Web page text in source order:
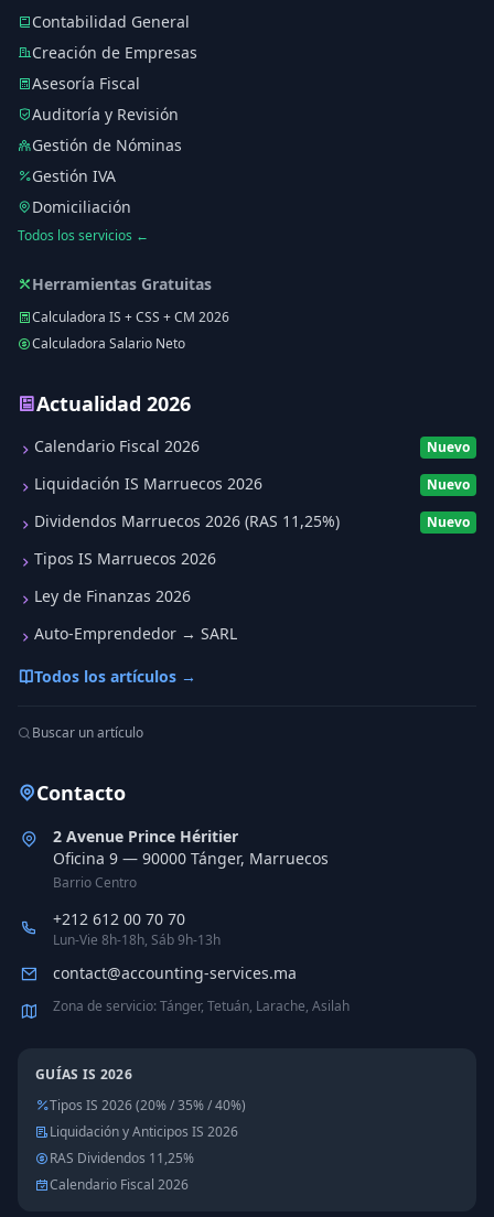
Contabilidad General
Creación de Empresas
Asesoría Fiscal
Auditoría y Revisión
Gestión de Nóminas
Gestión IVA
Domiciliación
Todos los servicios ←
Herramientas Gratuitas
Calculadora IS + CSS + CM 2026
Calculadora Salario Neto
Actualidad 2026
Calendario Fiscal 2026 Nuevo
Liquidación IS Marruecos 2026 Nuevo
Dividendos Marruecos 2026 (RAS 11,25%) Nuevo
Tipos IS Marruecos 2026
Ley de Finanzas 2026
Auto-Emprendedor → SARL
Todos los artículos →
Buscar un artículo
Contacto
2 Avenue Prince Héritier
Oficina 9 — 90000 Tánger, Marruecos
Barrio Centro
+212 612 00 70 70
Lun-Vie 8h-18h, Sáb 9h-13h
contact@accounting-services.ma
Zona de servicio: Tánger, Tetuán, Larache, Asilah
GUÍAS IS 2026
Tipos IS 2026 (20% / 35% / 40%)
Liquidación y Anticipos IS 2026
RAS Dividendos 11,25%
Calendario Fiscal 2026